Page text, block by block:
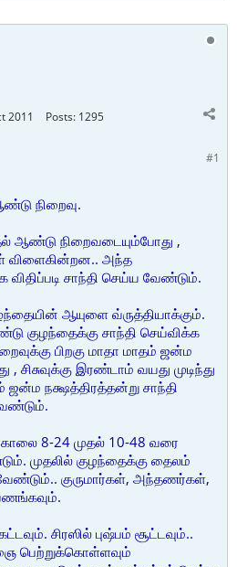
2011 Posts: 1295
#1
நிறைவு.
ஆண்டு நிறைவடையும்போது ,
விளைகின்றன.. அந்த
சாந்தி செய்ய வேண்டும்.
ஆயுளை வ்ருத்தியாக்கும்.
குழந்தைக்கு சாந்தி செய்விக்க
பிறகு மாதா மாதம் ஜன்ம
, சிசுவுக்கு இரண்டாம் வயது முடிந்து
ஜன்ம நக்ஷத்திரத்தன்று சாந்தி
8-24 முதல் 10-48 வரை
முதலில் குழந்தைக்கு தைலம்
குருமார்கள், அந்தணர்கள்,
சிரஸில் புஷ்பம் சூட்டவும்..
பெற்றுக்கொள்ளவும்